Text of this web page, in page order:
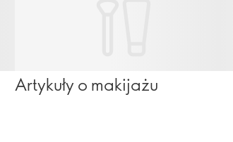
Artykuły o makijażu